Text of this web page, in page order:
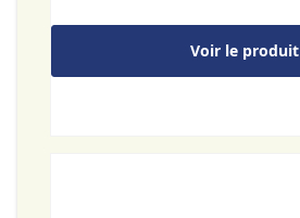
Voir le produit